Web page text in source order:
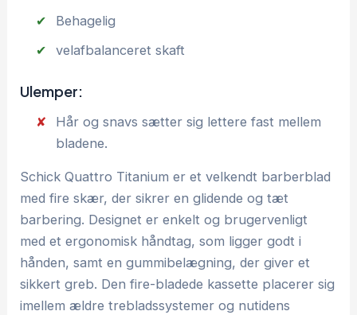
Behagelig
velafbalanceret skaft
Ulemper:
Hår og snavs sætter sig lettere fast mellem
bladene.
Schick Quattro Titanium er et velkendt barberblad
med fire skær, der sikrer en glidende og tæt
barbering. Designet er enkelt og brugervenligt
med et ergonomisk håndtag, som ligger godt i
hånden, samt en gummibelægning, der giver et
sikkert greb. Den fire-bladede kassette placerer sig
imellem ældre trebladssystemer og nutidens